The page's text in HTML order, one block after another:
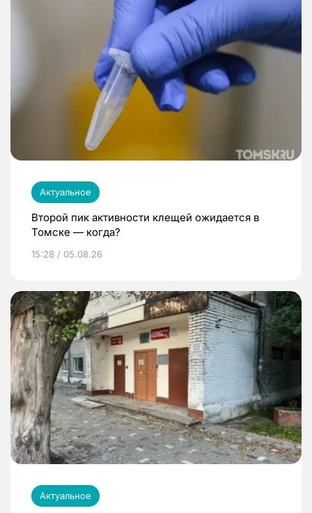
Актуальное
Второй пик активности клещей ожидается в
Томске — когда?
15:28 / 05.08.26
Актуальное